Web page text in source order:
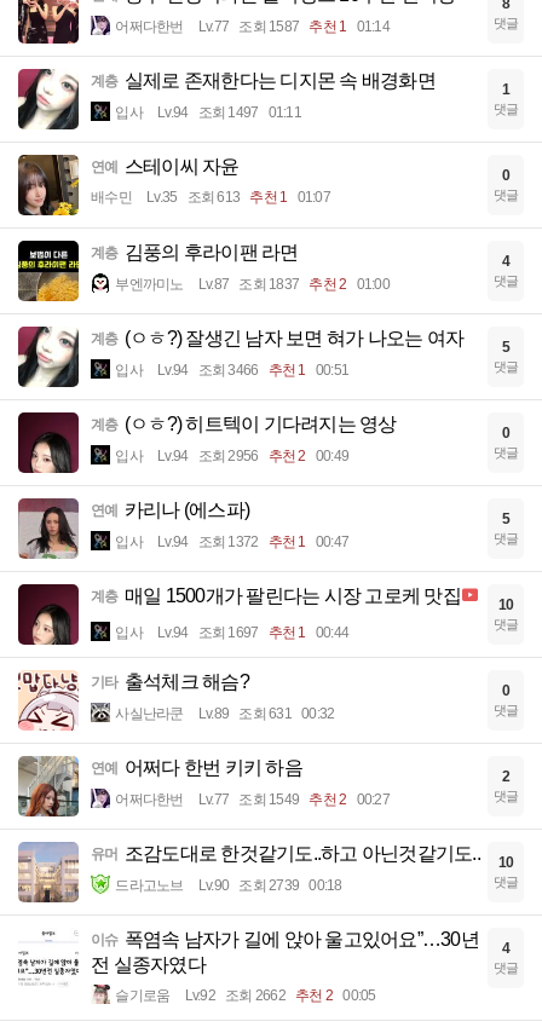
어쩌다한번 Lv.77 조회 1587 추천 1 01:14
8
댓글
계층 실제로 존재한다는 디지몬 속 배경화면
입사 Lv.94 조회 1497 01:11
1
댓글
연예 스테이씨 자윤
배수민 Lv.35 조회 613 추천 1 01:07
0
댓글
계층 김풍의 후라이팬 라면
부엔까미노 Lv.87 조회 1837 추천 2 01:00
4
댓글
계층 (ㅇㅎ?) 잘생긴 남자 보면 혀가 나오는 여자
입사 Lv.94 조회 3466 추천 1 00:51
5
댓글
계층 (ㅇㅎ?) 히트텍이 기다려지는 영상
입사 Lv.94 조회 2956 추천 2 00:49
0
댓글
연예 카리나 (에스파)
입사 Lv.94 조회 1372 추천 1 00:47
5
댓글
계층 매일 1500개가 팔린다는 시장 고로케 맛집
입사 Lv.94 조회 1697 추천 1 00:44
10
댓글
기타 출석체크 해슴?
사실난라쿤 Lv.89 조회 631 00:32
0
댓글
연예 어쩌다 한번 키키 하음
어쩌다한번 Lv.77 조회 1549 추천 2 00:27
2
댓글
유머 조감도대로 한것같기도..하고 아닌것같기도..
드라고노브 Lv.90 조회 2739 00:18
10
댓글
이슈 폭염속 남자가 길에 앉아 울고있어요”…30년
전 실종자였다
슬기로움 Lv.92 조회 2662 추천 2 00:05
4
댓글